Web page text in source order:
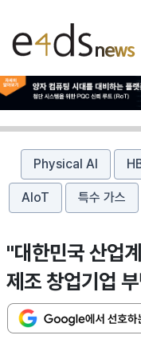
Physical AI
AIoT 특수 가스
"대한민국 산업
제조 창업기업